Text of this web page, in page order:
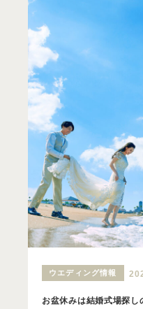
ウエディング情報
お盆休みは結婚式場探